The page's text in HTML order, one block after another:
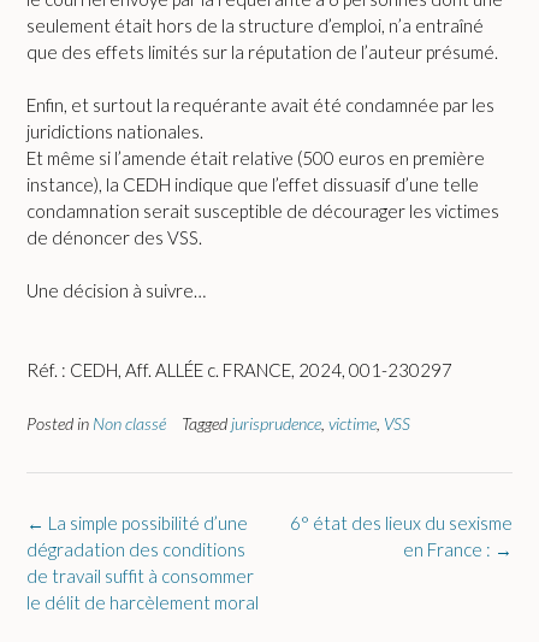
seulement était hors de la structure d’emploi, n’a entraîné
que des effets limités sur la réputation de l’auteur présumé.
Enfin, et surtout la requérante avait été condamnée par les
juridictions nationales.
Et même si l’amende était relative (500 euros en première
instance), la CEDH indique que l’effet dissuasif d’une telle
condamnation serait susceptible de décourager les victimes
de dénoncer des VSS.
Une décision à suivre…
Réf. : CEDH, Aff. ALLÉE c. FRANCE, 2024, 001-230297
Posted in Non classé Tagged jurisprudence victime VSS
Post
navigation
6° état des lieux du sexisme
en France : →
← La simple possibilité d’une
dégradation des conditions
de travail suffit à consommer
le délit de harcèlement moral